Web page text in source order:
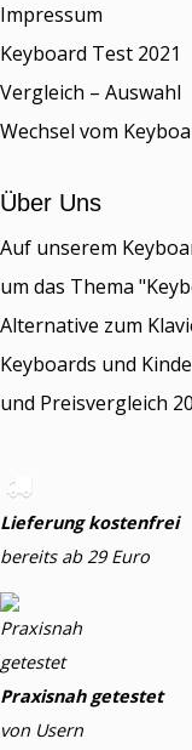
Impressum
Keyboard Test 2021
Vergleich – Auswahl
Wechsel vom
Über Uns
Auf unserem
um das Thema
Alternative zum
Keyboards und
und Preisvergleich
Lieferung kostenfrei
bereits ab 29 Euro
Praxisnah getestet
von Usern